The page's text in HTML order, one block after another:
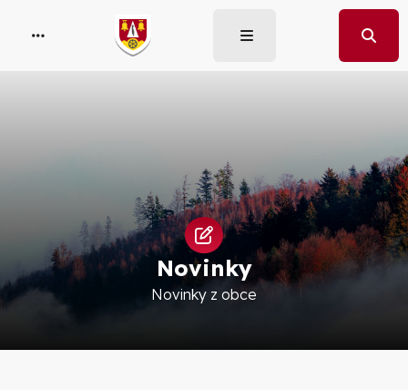
Novinky
Novinky z obce